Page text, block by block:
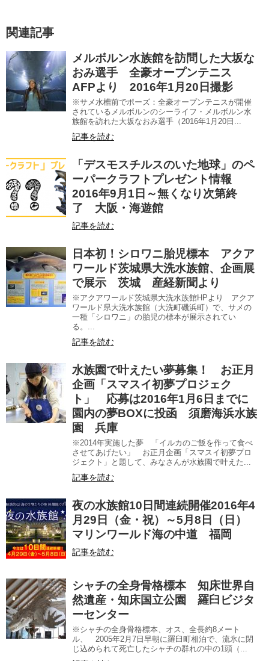
関連記事
メルボルン水族館を訪問した大坂な
おみ選手 全豪オープンテニス
AFPより 2016年1月20日撮影
※サメ水槽前でポーズ：全豪オープンテニスが開催
されているメルボルンのシーライフ・メルボルン水
族館を訪れた大坂なおみ選手（2016年1月20日...
記事を読む
「デスモスチルスのいた地球」のペ
ーパークラフトプレゼント情報
2016年9月1日～無くなり次第終
了 大阪・海遊館
記事を読む
日本初！シロワニ胎児標本 アクア
ワールド茨城県大洗水族館、企画展
で展示 茨城 産経新聞より
※アクアワールド茨城県大洗水族館HPより アクア
ワールド県大洗水族館（大洗町磯浜町）で、サメの
一種「シロワニ」の胎児の標本が展示されてい
る。...
記事を読む
水族園で叶えたい夢募集！ お正月
企画「スマスイ初夢プロジェク
ト」 応募は2016年1月6日までに
園内の夢BOXに投函 須磨海浜水族
園 兵庫
※2014年実施した夢 「イルカのご飯を作って食べ
させてあげたい」 お正月企画「スマスイ初夢プロ
ジェクト」と題して、みなさんが水族園で叶えた...
記事を読む
夜の水族館10日間連続開催2016年4
月29日（金・祝）～5月8日（日）
マリンワールド海の中道 福岡
記事を読む
シャチの全身骨格標本 知床世界自
然遺産・知床国立公園 羅臼ビジタ
ーセンター
※シャチの全身骨格標本、オス、全長約8メート
ル、 2005年2月7日早朝に羅臼町相泊で、流氷に閉
じ込められて死亡したシャチの群れの中の1頭（...